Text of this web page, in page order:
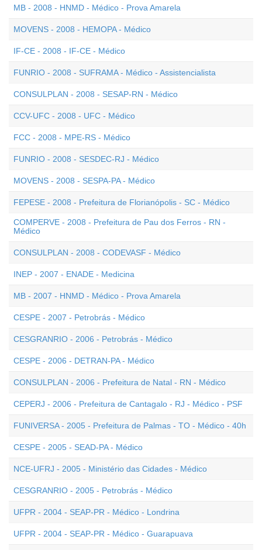
MB - 2008 - HNMD - Médico - Prova Amarela
MOVENS - 2008 - HEMOPA - Médico
IF-CE - 2008 - IF-CE - Médico
FUNRIO - 2008 - SUFRAMA - Médico - Assistencialista
CONSULPLAN - 2008 - SESAP-RN - Médico
CCV-UFC - 2008 - UFC - Médico
FCC - 2008 - MPE-RS - Médico
FUNRIO - 2008 - SESDEC-RJ - Médico
MOVENS - 2008 - SESPA-PA - Médico
FEPESE - 2008 - Prefeitura de Florianópolis - SC - Médico
COMPERVE - 2008 - Prefeitura de Pau dos Ferros - RN -
Médico
CONSULPLAN - 2008 - CODEVASF - Médico
INEP - 2007 - ENADE - Medicina
MB - 2007 - HNMD - Médico - Prova Amarela
CESPE - 2007 - Petrobrás - Médico
CESGRANRIO - 2006 - Petrobrás - Médico
CESPE - 2006 - DETRAN-PA - Médico
CONSULPLAN - 2006 - Prefeitura de Natal - RN - Médico
CEPERJ - 2006 - Prefeitura de Cantagalo - RJ - Médico - PSF
FUNIVERSA - 2005 - Prefeitura de Palmas - TO - Médico - 40h
CESPE - 2005 - SEAD-PA - Médico
NCE-UFRJ - 2005 - Ministério das Cidades - Médico
CESGRANRIO - 2005 - Petrobrás - Médico
UFPR - 2004 - SEAP-PR - Médico - Londrina
UFPR - 2004 - SEAP-PR - Médico - Guarapuava